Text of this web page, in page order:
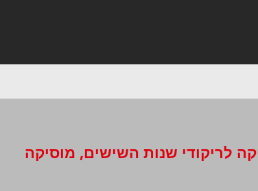
לריקודי שנות השישים, מוסיקה